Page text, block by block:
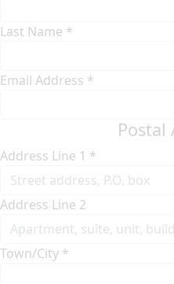
Last Name *
Email Address *
Postal
Address Line 1 *
Address Line 2
Town/City *